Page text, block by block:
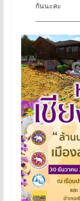
กันนะคะ